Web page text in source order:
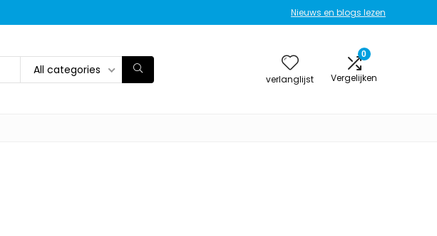
Nieuws en blogs lezen
All categories
verlanglijst
0
Vergelijken